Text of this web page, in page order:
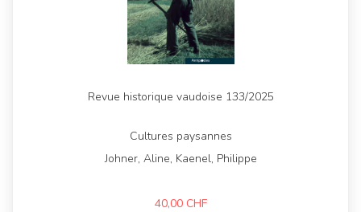
Revue historique vaudoise 133/2025
Cultures paysannes
Johner, Aline, Kaenel, Philippe
40,00 CHF